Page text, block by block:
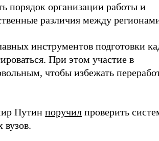
порядок организации работы и
различия между
инструментов подготовки
При этом участие в
чтобы избежать
Путин поручил проверить
вузов.